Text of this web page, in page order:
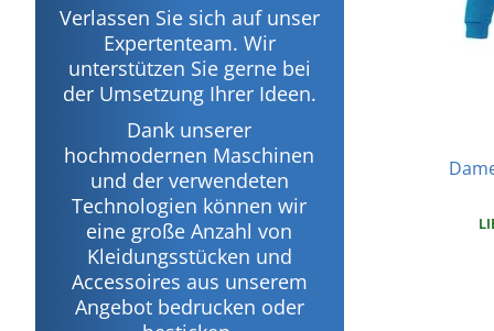
Verlassen Sie sich auf unser
Expertenteam. Wir
unterstützen Sie gerne bei
der Umsetzung Ihrer Ideen.
Dank unserer
hochmodernen Maschinen
und der verwendeten
Technologien können wir
eine große Anzahl von
Kleidungsstücken und
Accessoires aus unserem
Angebot bedrucken oder